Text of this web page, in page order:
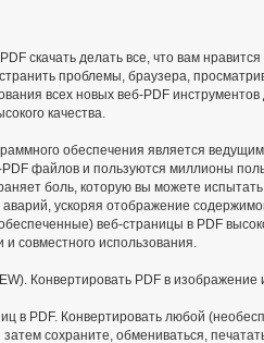
PDF скачать делать все, что вам
проблемы, браузера,
всех новых веб-PDF
качества.
обеспечения является
файлов и пользуются миллионы
боль, которую вы можете
ускоряя отображение
веб-страницы в PDF
совместного использования.
Конвертировать PDF в изображение
в PDF. Конвертировать любой
сохраните, обмениваться,